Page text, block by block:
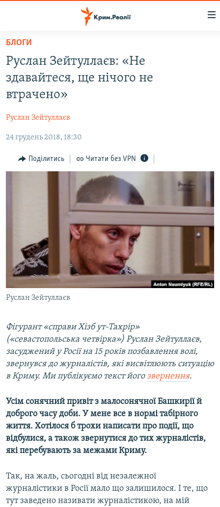
Перейти
основного
матеріалу
до
основної
навігації
Перейти
пошуку
ВОДА.КРИМ
БЛОГИ
ПОГЛЯД
ІНТЕРВ'Ю
ВІДЕОУРОКИ «ELIFBE»
СВІДЧЕННЯ ОКУПАЦІЇ
УКРАЇНСЬКА ПРОБЛЕМА КРИМУ
ІНФОГРАФІКА
ЯК ОБІЙТИ БЛОКУВАННЯ
Qırımtatar
ДОЛУЧАЙСЯ!
Усі сайти RFE/RL
БЛОГИ
Руслан Зейтуллаєв: «Не
здавайтеся, ще нічого не
втрачено»
Руслан Зейтуллаєв
24 грудень 2018, 18:30
Поділитись Читати без VPN
Руслан Зейтуллаєв
Фігурант «справи Хізб ут-Тахрір»
(«cевастопольська четвірка») Руслан Зейтуллаєв,
засуджений у Росії на 15 років позбавлення волі,
звернувся до журналістів, які висвітлюють ситуацію
в Криму. Ми публікуємо текст йогозвернення.
Усім сонячний привіт з малосонячної Башкирії й
доброго часу доби. У мене все в нормі табірного
життя. Хотілося б трохи написати про події, що
відбулися, а також звернутися до тих журналістів,
які перебувають за межами Криму.
Так, на жаль, сьогодні від незалежної
журналістики в Росії мало що залишилося. І те, що
тут заведено називати журналістикою, на мій